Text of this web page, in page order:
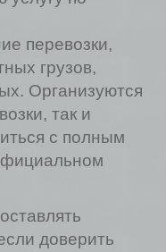
перевозки,
грузов,
Организуются
так и
с полным
доверить